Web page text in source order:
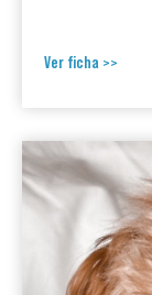
Ver ficha >>